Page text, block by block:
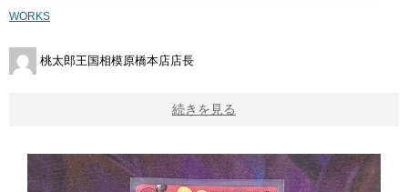
WORKS
桃太郎王国相模原橋本店店長
続きを見る